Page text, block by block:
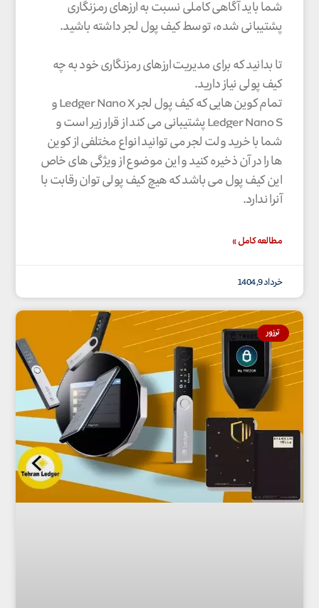
شما باید آگاهی کاملی نسبت به ارزهای رمزنگاری
پشتیبانی شده، توسط کیف پول لجر داشته باشید.
تا بدانید که برای مدیریت ارزهای رمزنگاری خود به چه
کیف پولی نیاز دارید.
تمام کوین هایی که کیف پول لجر Ledger Nano X و
Ledger Nano S پشتیبانی می کند از قرار زیر است و
شما با خرید ولت لجر می توانید انواع مختلفی از کوین
ها را در آن ذخیره کنید و این موضوع از ویژگی های خاص
این کیف پول می باشد که هیچ کیف پولی توان رقابت با
آنرا ندارد.
مطالعه کامل »
خرداد 9, 1404
ترزور